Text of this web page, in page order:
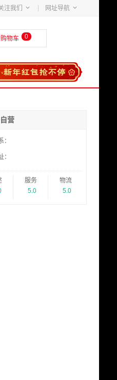
注我们  网址导航 
物车 0
营
服务
5.0
物流
5.0